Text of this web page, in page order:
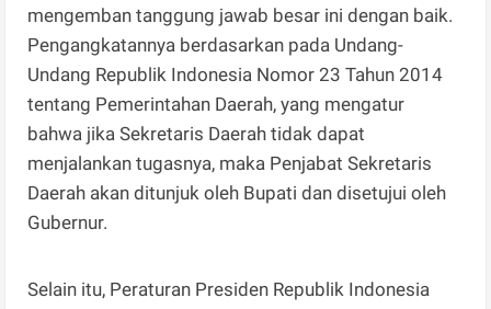
mengemban tanggung jawab besar ini dengan baik.
Pengangkatannya berdasarkan pada Undang-
Undang Republik Indonesia Nomor 23 Tahun 2014
tentang Pemerintahan Daerah, yang mengatur
bahwa jika Sekretaris Daerah tidak dapat
menjalankan tugasnya, maka Penjabat Sekretaris
Daerah akan ditunjuk oleh Bupati dan disetujui oleh
Gubernur.
Selain itu, Peraturan Presiden Republik Indonesia